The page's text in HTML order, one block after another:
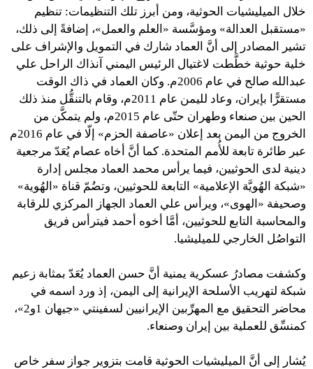
خلال الميليشيات الحوثية، ومن أبرز تلك التنظيمات: تنظيم
«مستقبل العدالة» ومؤسَّسة «العلم والعمل»، إضافةً إلى ذلك،
تشير المصادر إلى أنَّ العماد شارك في التمويل والإشراف على
خلية حوثية خطَّطت لاغتيال الرئيس اليمني آنذاك الراحل علي
عبدالله صالح في عام 2006م. وكان العماد في ذاك الوقت
مستقرًّا بإيران، وعاد لليمن عام 2011م، وقام بالتنقُّل منذ ذلك
الحين بين صنعاء وطهران حتّى عام 2015م، ولم يتمكَّن من
الخروج من اليمن بعد إعلان «عاصفة الحزم» إلّا في عام 2016م
عبر طائرة تابعة للأُمم المتحدة. كما أنَّ أخاه عصام يُعَدّ مرجعية
دينية لدى الحوثيين، فيما يرأس محمد العماد مجلس إدارة
«شبكة الهُويَّة الإعلامية» التابعة للحوثيين، وتضُمّ قناة «الهُوية»
وصحيفة «الهوى»، ويرأس علي العماد الجهاز المركزي للرقابة
والمحاسبة التابع للحوثيين، أمَّا أخوه أحمد فيترأس فريق
التواصُل الخارجي للميليشيا.
وكشفت مصادرُ عسكرية يمنية أنَّ حسن العماد يُعَدّ بمثابة زعيم
شبكة لتهريب الأسلحة الإيرانية إلى اليمن، إذ ورد اسمه في
محاضر التحقيق مع المهرِّبين الإيرانيين لسفينتي «جيهان 1و2»،
كمنسِّق للعملية بين إيران وصنعاء.
يُشار إلى أنَّ الميليشيات الحوثية قامت بتزوير جواز سفر خاص